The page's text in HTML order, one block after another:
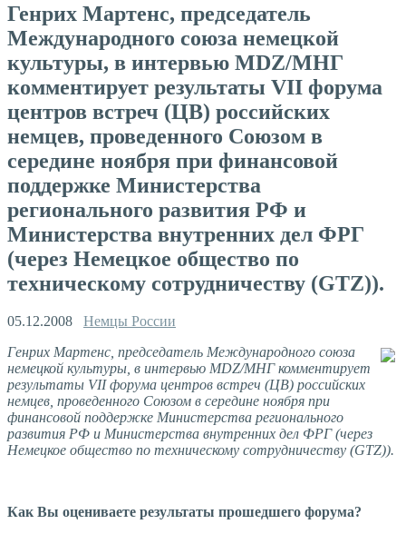
Генрих Мартенс, председатель
Международного союза немецкой
культуры, в интервью MDZ/МНГ
комментирует результаты VII форума
центров встреч (ЦВ) российских
немцев, проведенного Союзом в
середине ноября при финансовой
поддержке Министерства
регионального развития РФ и
Министерства внутренних дел ФРГ
(через Немецкое общество по
техническому сотрудничеству (GTZ)).
05.12.2008
Немцы России
Генрих Мартенс, председатель Международного союза
немецкой культуры, в интервью MDZ/МНГ комментирует
результаты VII форума центров встреч (ЦВ) российских
немцев, проведенного Союзом в середине ноября при
финансовой поддержке Министерства регионального
развития РФ и Министерства внутренних дел ФРГ (через
Немецкое общество по техническому сотрудничеству (GTZ)).
Как Вы оцениваете результаты прошедшего форума?